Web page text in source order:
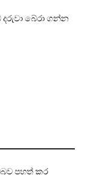
දරුවා බේරා ගන්න
පහත් කර